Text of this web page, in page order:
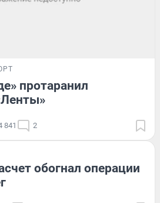
протаранил
841 2
обогнал операции